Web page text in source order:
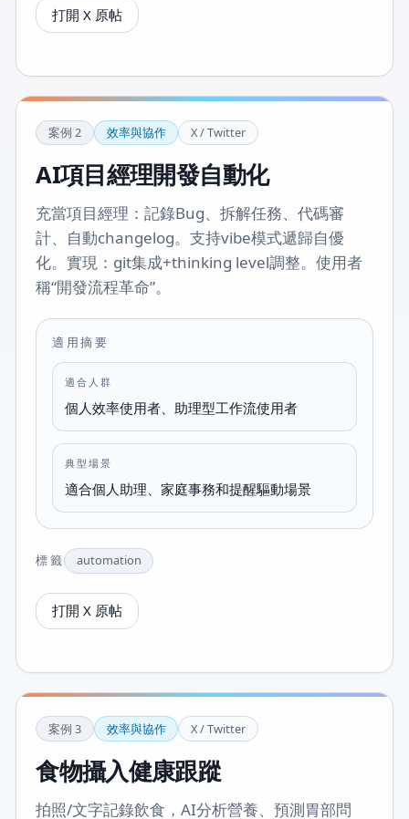
打開 X 原帖
案例 2 效率與協作 X / Twitter
AI項目經理開發自動化
充當項目經理：記錄Bug、拆解任務、代碼審
計、自動changelog。支持vibe模式遞歸自優
化。實現：git集成+thinking level調整。使用者
稱“開發流程革命”。
適用摘要
適合人群
個人效率使用者、助理型工作流使用者
典型場景
適合個人助理、家庭事務和提醒驅動場景
標籤 automation
打開 X 原帖
案例 3 效率與協作 X / Twitter
食物攝入健康跟蹤
拍照/文字記錄飲食，AI分析營養、預測胃部問